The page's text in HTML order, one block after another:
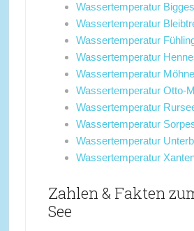
Wassertemperatur
Wassertemperatur
Wassertemperatur
Wassertemperatur
Wassertemperatur
Wassertemperatur Otto-
Wassertemperatur
Wassertemperatur
Wassertemperatur
Wassertemperatur
Zahlen & Fakten
See